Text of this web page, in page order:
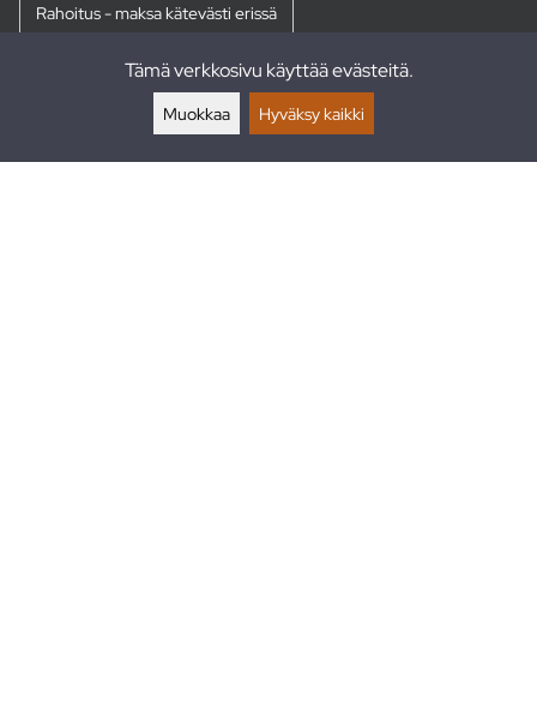
Rahoitus - maksa kätevästi erissä
Tämä verkkosivu käyttää evästeitä.
Muokkaa Hyväksy kaikki